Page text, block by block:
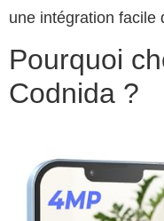
une intégration facile
Pourquoi
Codnida ?